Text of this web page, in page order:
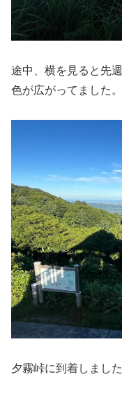
途中、横を見ると先
色が広がってました。
夕霧峠に到着しました